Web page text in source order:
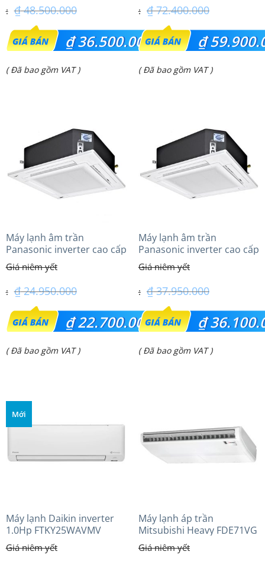
₫48.500.000
Giá
gốc
là:
₫36.500.000
Giá
₫ 36.500.000.
( Đã bao gồm VAT )
₫72.400.000
Giá
gốc
là:
₫
Giá
₫ 59.900.000.
( Đã bao gồm VAT )
Máy lạnh âm trần
Panasonic inverter cao cấp
(2.0 Hp) S-1821PU3HA/U-
18PRH1H5
₫24.950.000
Giá
gốc
là:
₫22.700.000
Giá
₫ 22.700.000.
( Đã bao gồm VAT )
Máy lạnh âm trần
Panasonic inverter cao cấp
(4.0Hp) S-3448PU3HA/U-
34PRH1H5
₫37.950.000
Giá
gốc
là:
₫
Giá
₫ 36.100.000.
( Đã bao gồm VAT )
Mới
Máy lạnh Daikin inverter
1.0Hp FTKY25WAVMV
Máy lạnh áp trần
Mitsubishi Heavy FDE71VG
(3.0Hp) Tiêu chuẩn